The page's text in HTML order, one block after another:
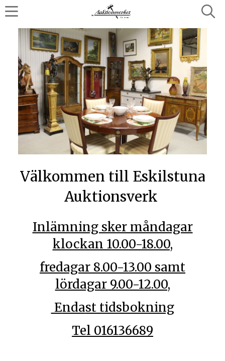
Välkommen till Eskilstuna
Auktionsverk
Inlämning sker måndagar
klockan 10.00-18.00,
fredagar 8.00-13.00 samt
lördagar 9.00-12.00,
Endast tidsbokning
Tel 016136689